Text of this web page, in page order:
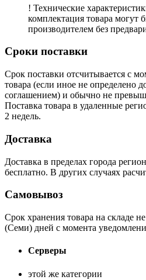
! Технические
комплектация товара
производителем без
Сроки поставки
Срок поставки отсчитывается с
товара (если иное не определено
соглашением) и обычно не
Поставка товара в удаленные
2 недель.
Доставка
Доставка в пределах города
бесплатно. В других случаях
Самовывоз
Срок хранения товара на складе
(Семи) дней с момента
Серверы
этой же категории